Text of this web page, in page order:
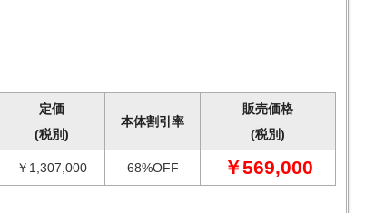
定価
(税別)
本体割引率
販売価格
(税別)
￥1,307,000 68%OFF ￥569,000